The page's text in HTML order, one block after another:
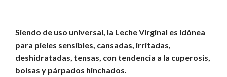
Siendo de uso universal, la Leche Virginal es idónea
para pieles sensibles, cansadas, irritadas,
deshidratadas, tensas, con tendencia a la cuperosis,
bolsas y párpados hinchados.